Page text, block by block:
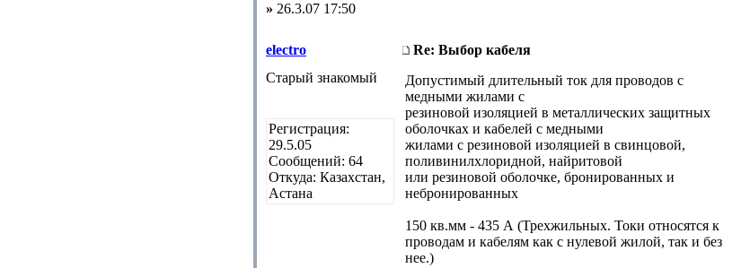
» 26.3.07 17:50
electro
Re: Выбор кабеля
Старый знакомый
Регистрация:
29.5.05
Сообщений: 64
Откуда: Казахстан,
Астана
Допустимый длительный ток для проводов с
медными жилами с
резиновой изоляцией в металлических защитных
оболочках и кабелей с медными
жилами с резиновой изоляцией в свинцовой,
поливинилхлоридной, найритовой
или резиновой оболочке, бронированных и
небронированных
150 кв.мм - 435 А (Трехжильных. Токи относятся к
проводам и кабелям как с нулевой жилой, так и без
нее.)